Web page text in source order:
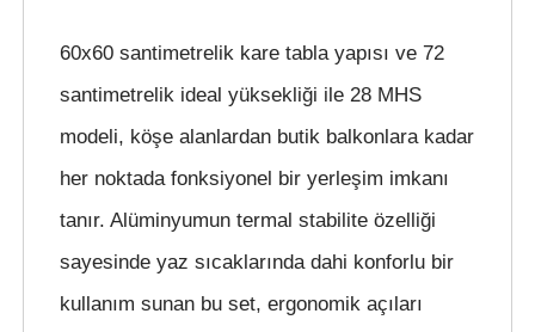
60x60 santimetrelik kare tabla yapısı ve 72
santimetrelik ideal yüksekliği ile 28 MHS
modeli, köşe alanlardan butik balkonlara kadar
her noktada fonksiyonel bir yerleşim imkanı
tanır. Alüminyumun termal stabilite özelliği
sayesinde yaz sıcaklarında dahi konforlu bir
kullanım sunan bu set, ergonomik açıları